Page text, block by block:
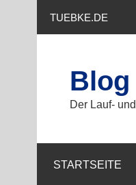
TUEBKE.DE
Blog
Der Lauf-
STARTSEITE